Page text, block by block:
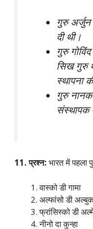
गुरु अर्जुन
दी थी।
गुरु
सिख गुरु
स्थापना
गुरु
संस्थापक
11. प्रश्न: भारत में पहला
वास्को डी गामा
अल्फांसो डी
फ्रांसिस्को डी
नीनो दा कुन्हा